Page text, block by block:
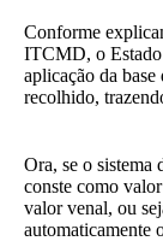
Conforme
ITCMD, o
aplicação da
recolhido,
Ora, se o sistema
conste como
valor venal, ou
automaticamente